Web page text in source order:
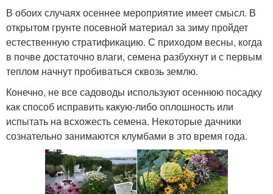
В обоих случаях осеннее мероприятие имеет смысл. В
открытом грунте посевной материал за зиму пройдет
естественную стратификацию. С приходом весны, когда
в почве достаточно влаги, семена разбухнут и с первым
теплом начнут пробиваться сквозь землю.
Конечно, не все садоводы используют осеннюю посадку
как способ исправить какую-либо оплошность или
испытать на всхожесть семена. Некоторые дачники
сознательно занимаются клумбами в это время года.